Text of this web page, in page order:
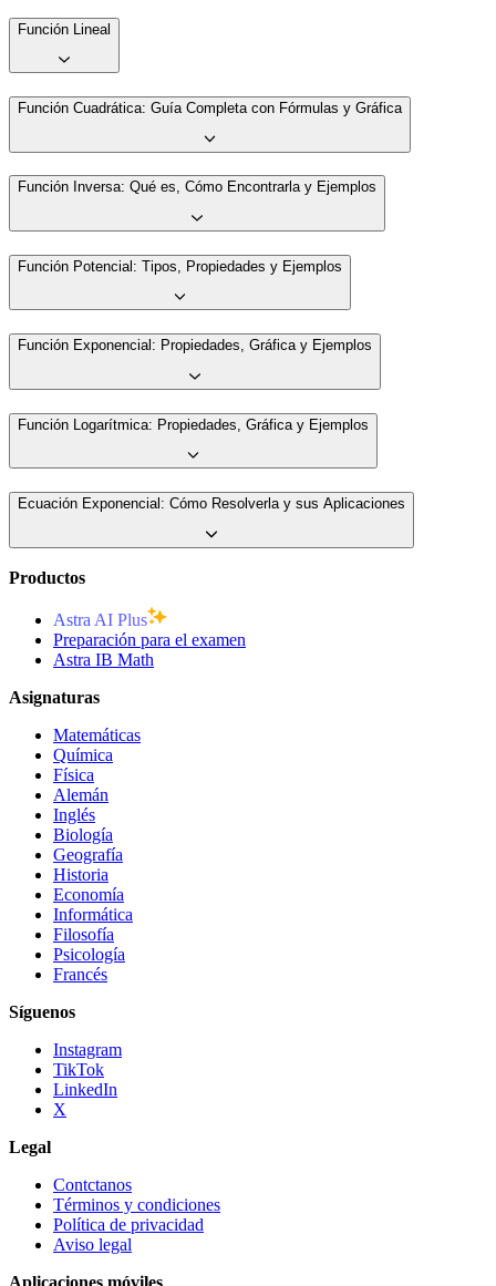
Función Lineal
Función Cuadrática: Guía Completa con Fórmulas y Gráfica
Función Inversa: Qué es, Cómo Encontrarla y Ejemplos
Función Potencial: Tipos, Propiedades y Ejemplos
Función Exponencial: Propiedades, Gráfica y Ejemplos
Función Logarítmica: Propiedades, Gráfica y Ejemplos
Ecuación Exponencial: Cómo Resolverla y sus Aplicaciones
Productos
Astra AI Plus
Preparación para el examen
Astra IB Math
Asignaturas
Matemáticas
Química
Física
Alemán
Inglés
Biología
Geografía
Historia
Economía
Informática
Filosofía
Psicología
Francés
Síguenos
Instagram
TikTok
LinkedIn
X
Legal
Contctanos
Términos y condiciones
Política de privacidad
Aviso legal